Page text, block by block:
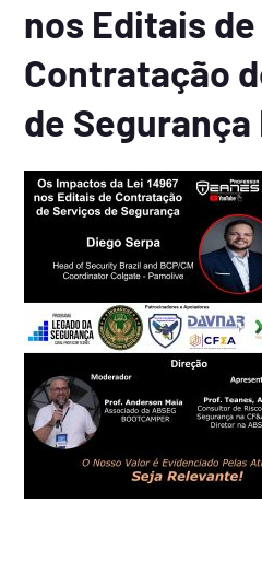
nos Editais de
Contratação
de Segurança